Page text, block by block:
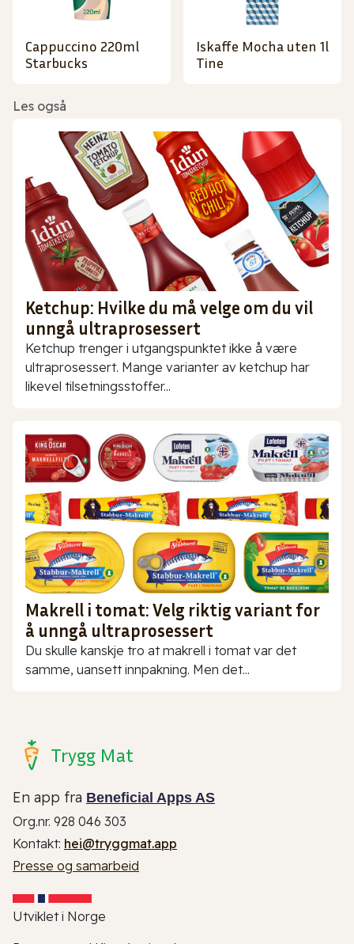
Cappuccino 220ml
Starbucks
Iskaffe Mocha uten 1l
Tine
Les også
Ketchup: Hvilke du må velge om du vil
unngå ultraprosessert
Ketchup trenger i utgangspunktet ikke å være
ultraprosessert. Mange varianter av ketchup har
likevel tilsetningsstoffer...
Makrell i tomat: Velg riktig variant for
å unngå ultraprosessert
Du skulle kanskje tro at makrell i tomat var det
samme, uansett innpakning. Men det...
Trygg Mat
En app fra Beneficial Apps AS
Org.nr. 928 046 303
Kontakt: hei@tryggmat.app
Presse og samarbeid
Utviklet i Norge